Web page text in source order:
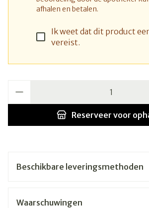
afhalen en betalen.
Ik weet dat dit product
vereist.
Reserveer voor
Beschikbare leveringsmethoden
Waarschuwingen